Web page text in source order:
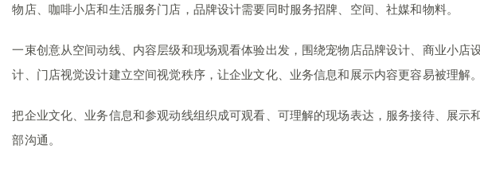
物店、咖啡小店和生活服务门店，品牌设计需要同时服务招牌、空间、社媒和物料。
一束创意从空间动线、内容层级和现场观看体验出发，围绕宠物店品牌设计、商业小店
计、门店视觉设计建立空间视觉秩序，让企业文化、业务信息和展示内容更容易被理解。
把企业文化、业务信息和参观动线组织成可观看、可理解的现场表达，服务接待、展示
部沟通。